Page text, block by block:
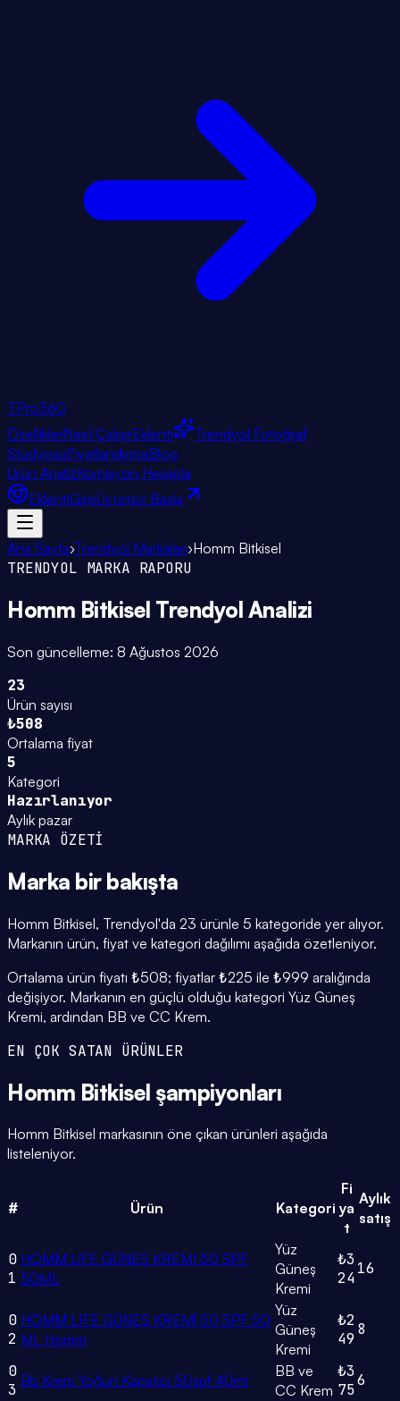
TPro360
ÖzelliklerNasıl ÇalışırEklenti
Trendyol Fotoğraf
StüdyosuFiyatlandırmaBlog
Ürün AnalizKomisyon Hesapla
EklentiGirişÜcretsiz Başla
Ana Sayfa›Trendyol Markaları›Homm Bitkisel
TRENDYOL MARKA RAPORU
Homm Bitkisel Trendyol Analizi
Son güncelleme: 8 Ağustos 2026
23
Ürün sayısı
₺508
Ortalama fiyat
5
Kategori
Hazırlanıyor
Aylık pazar
MARKA ÖZETİ
Marka bir bakışta
Homm Bitkisel, Trendyol'da 23 ürünle 5 kategoride yer alıyor.
Markanın ürün, fiyat ve kategori dağılımı aşağıda özetleniyor.
Ortalama ürün fiyatı ₺508; fiyatlar ₺225 ile ₺999 aralığında
değişiyor. Markanın en güçlü olduğu kategori Yüz Güneş
Kremi, ardından BB ve CC Krem.
EN ÇOK SATAN ÜRÜNLER
Homm Bitkisel şampiyonları
Homm Bitkisel markasının öne çıkan ürünleri aşağıda
listeleniyor.
# Ürün Kategori
Fi
ya
t
Aylık
satış
0
1
HOMM LİFE GÜNEŞ KREMI 50 SPF
50ML
Yüz
Güneş
Kremi
₺3
24
16
0
2
HOMM LIFE GÜNEŞ KREMİ 50 SPF 50
ML Homm
Yüz
Güneş
Kremi
₺2
49
8
0
3 Bb Krem Yoğun Kapatıcı 50spf 40ml
BB ve
CC Krem
₺3
75
6